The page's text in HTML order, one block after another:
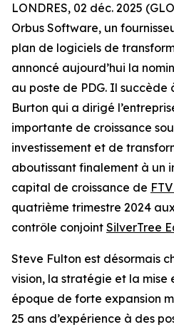
LONDRES, 02 déc. 2025
Orbus Software, un
plan de logiciels de
annoncé aujourd’hui la
au poste de PDG. Il succède
Burton qui a dirigé
importante de croissance
investissement et de
aboutissant finalement à un
capital de croissance de
quatrième trimestre 2024
contrôle conjoint SilverTree
Steve Fulton est désormais
vision, la stratégie et la mise
époque de forte expansion
25 ans d’expérience à des